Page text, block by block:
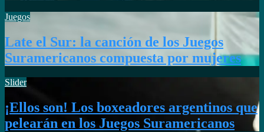
Juegos
Late el Sur: la canción de los Juegos
Suramericanos compuesta por mujeres
Slider
¡Ellos son! Los boxeadores argentinos que
pelearán en los Juegos Suramericanos